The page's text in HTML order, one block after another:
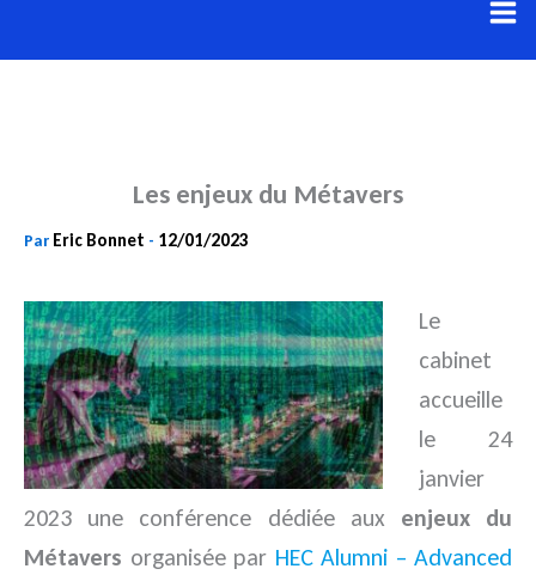
au
Les enjeux du Métavers
Par Eric Bonnet - 12/01/2023
Le
cabinet
accueille
le 24
janvier
2023 une conférence dédiée aux enjeux du
Métavers organisée par HEC Alumni – Advanced